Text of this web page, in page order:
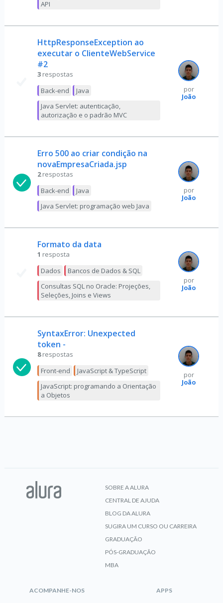
API
HttpResponseException ao
executar o ClienteWebService
#2
3 respostas
Back-end
Java
Java Servlet: autenticação,
autorização e o padrão MVC
por
João
Erro 500 ao criar condição na
novaEmpresaCriada.jsp
2 respostas
Back-end
Java
Java Servlet: programação web Java
por
João
Formato da data
1 resposta
Dados
Bancos de Dados & SQL
Consultas SQL no Oracle: Projeções,
Seleções, Joins e Views
por
João
SyntaxError: Unexpected
token -
8 respostas
Front-end
JavaScript & TypeScript
JavaScript: programando a Orientação
a Objetos
por
João
SOBRE A ALURA
CENTRAL DE AJUDA
BLOG DA ALURA
SUGIRA UM CURSO OU CARREIRA
GRADUAÇÃO
PÓS-GRADUAÇÃO
MBA
ACOMPANHE-NOS APPS